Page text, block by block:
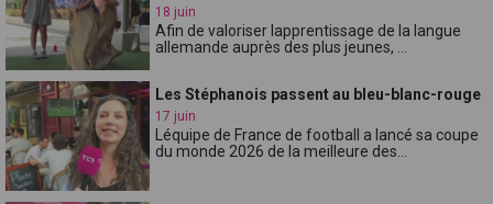
18 juin
Afin de valoriser lapprentissage de la langue
allemande auprès des plus jeunes, ...
Les Stéphanois passent au bleu-blanc-rouge
17 juin
Léquipe de France de football a lancé sa coupe
du monde 2026 de la meilleure des...